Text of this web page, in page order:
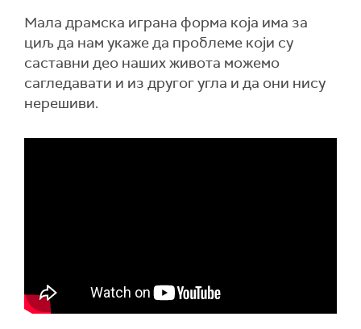
Мала драмска играна форма која има за
циљ да нам укаже да проблеме који су
саставни део наших живота можемо
сагледавати и из другог угла и да они нису
нерешиви.